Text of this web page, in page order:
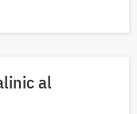
al